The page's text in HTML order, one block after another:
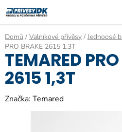
na
obsah
Domů / Valníkové přívěsy / Jednoosé
PRO BRAKE 2615 1,3T
TEMARED
2615 1,3T
Značka: Temared